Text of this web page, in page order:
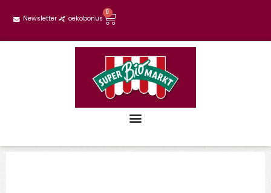
Newsletter oekobonus
0